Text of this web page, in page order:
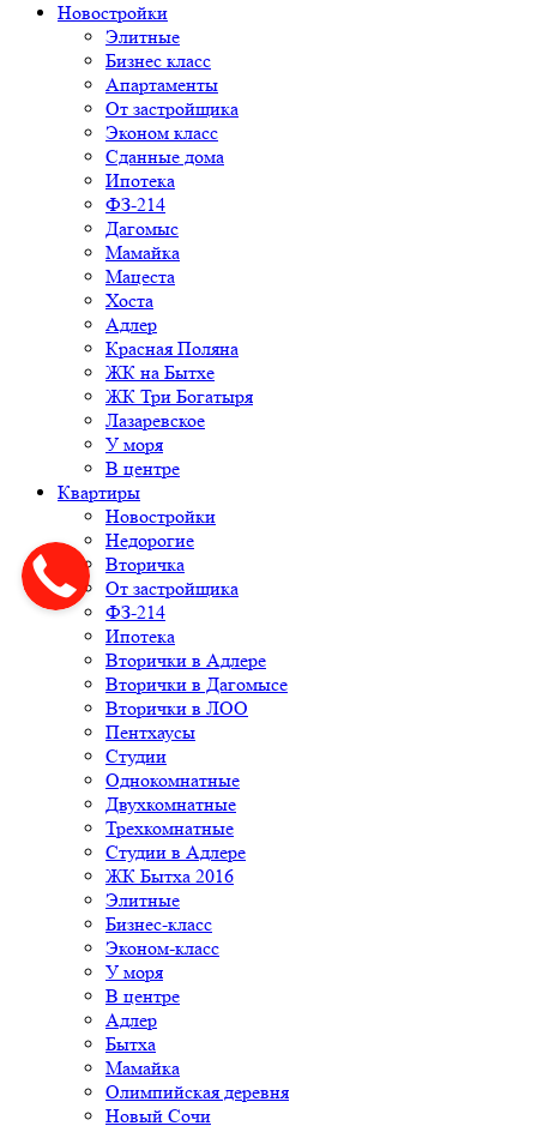
Новостройки
Элитные
Бизнес класс
Апартаменты
От застройщика
Эконом класс
Сданные дома
Ипотека
ФЗ-214
Дагомыс
Мамайка
Мацеста
Хоста
Адлер
Красная Поляна
ЖК на Бытхе
ЖК Три Богатыря
Лазаревское
У моря
В центре
Квартиры
Новостройки
Недорогие
Вторичка
От застройщика
ФЗ-214
Ипотека
Вторички в Адлере
Вторички в Дагомысе
Вторички в ЛОО
Пентхаусы
Студии
Однокомнатные
Двухкомнатные
Трехкомнатные
Студии в Адлере
ЖК Бытха 2016
Элитные
Бизнес-класс
Эконом-класс
У моря
В центре
Адлер
Бытха
Мамайка
Олимпийская деревня
Новый Сочи